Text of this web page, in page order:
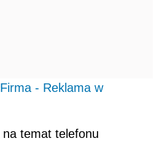
- Reklama w
temat telefonu